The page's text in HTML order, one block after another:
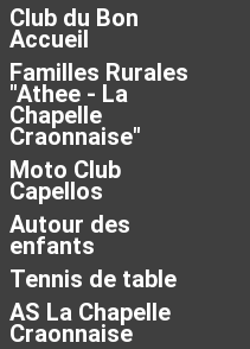
Club du Bon
Accueil
Familles Rurales
"Athee - La
Chapelle
Craonnaise"
Moto Club
Capellos
Autour des
enfants
Tennis de table
AS La Chapelle
Craonnaise